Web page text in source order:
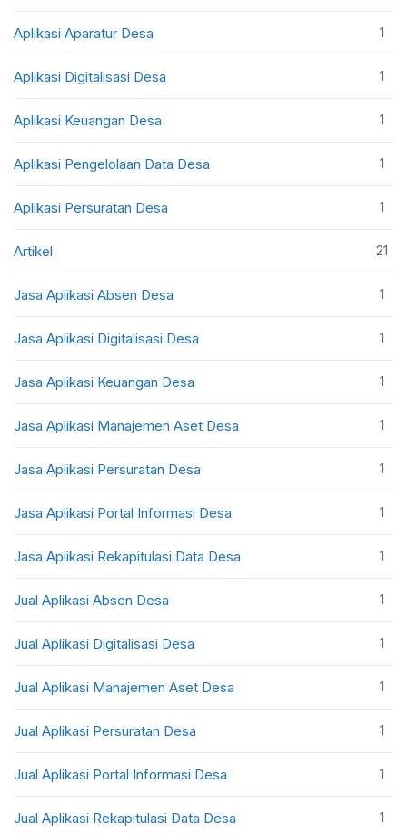
Aplikasi Aparatur Desa 1
Aplikasi Digitalisasi Desa 1
Aplikasi Keuangan Desa 1
Aplikasi Pengelolaan Data Desa 1
Aplikasi Persuratan Desa 1
Artikel 21
Jasa Aplikasi Absen Desa 1
Jasa Aplikasi Digitalisasi Desa 1
Jasa Aplikasi Keuangan Desa 1
Jasa Aplikasi Manajemen Aset Desa 1
Jasa Aplikasi Persuratan Desa 1
Jasa Aplikasi Portal Informasi Desa 1
Jasa Aplikasi Rekapitulasi Data Desa 1
Jual Aplikasi Absen Desa 1
Jual Aplikasi Digitalisasi Desa 1
Jual Aplikasi Manajemen Aset Desa 1
Jual Aplikasi Persuratan Desa 1
Jual Aplikasi Portal Informasi Desa 1
Jual Aplikasi Rekapitulasi Data Desa 1